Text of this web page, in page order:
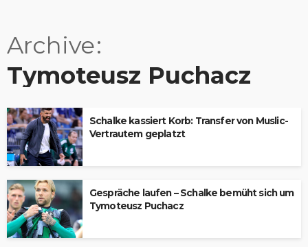
Archive
Tymoteusz Puchacz
Schalke kassiert Korb: Transfer von Muslic-
Vertrautem geplatzt
Gespräche laufen – Schalke bemüht sich um
Tymoteusz Puchacz